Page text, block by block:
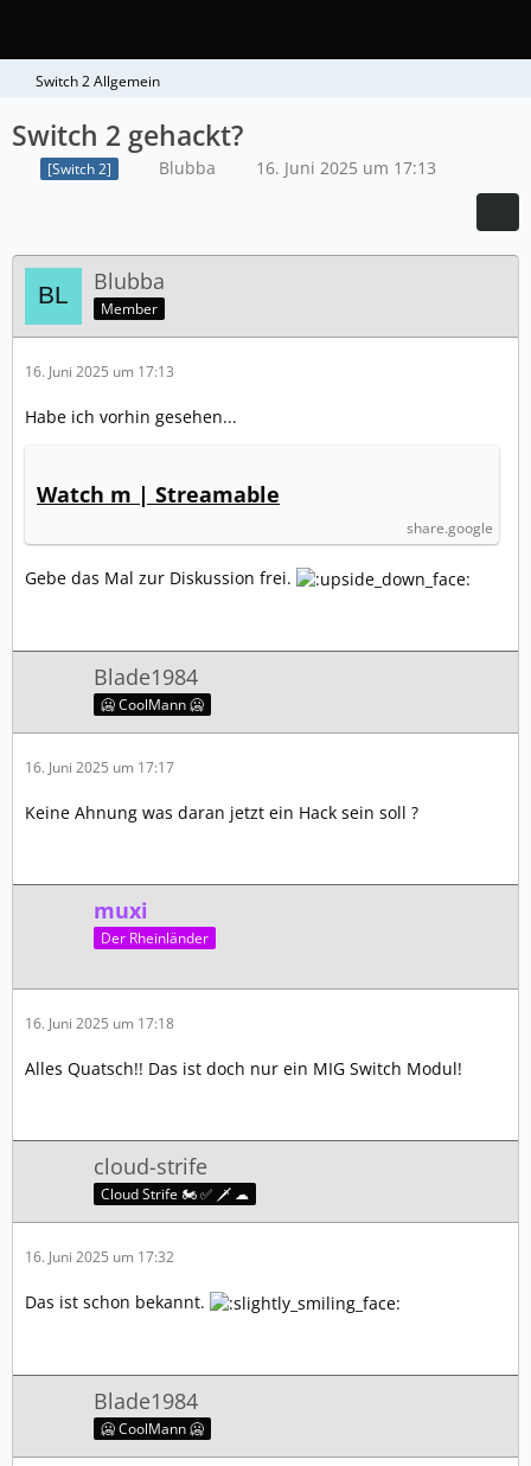
Switch 2 Allgemein
Switch 2 gehackt?
[Switch 2] Blubba 16. Juni 2025 um 17:13
Blubba
Member
16. Juni 2025 um 17:13
Habe ich vorhin gesehen...
Watch m | Streamable
share.google
Gebe das Mal zur Diskussion frei.
Blade1984
🥶 CoolMann 🥶
16. Juni 2025 um 17:17
Keine Ahnung was daran jetzt ein Hack sein soll ?
muxi
Der Rheinländer
16. Juni 2025 um 17:18
Alles Quatsch!! Das ist doch nur ein MIG Switch Modul!
cloud-strife
Cloud Strife 🏍️ ✅ 🗡️ ☁
16. Juni 2025 um 17:32
Das ist schon bekannt.
Blade1984
🥶 CoolMann 🥶